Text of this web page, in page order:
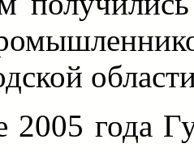
2005 года